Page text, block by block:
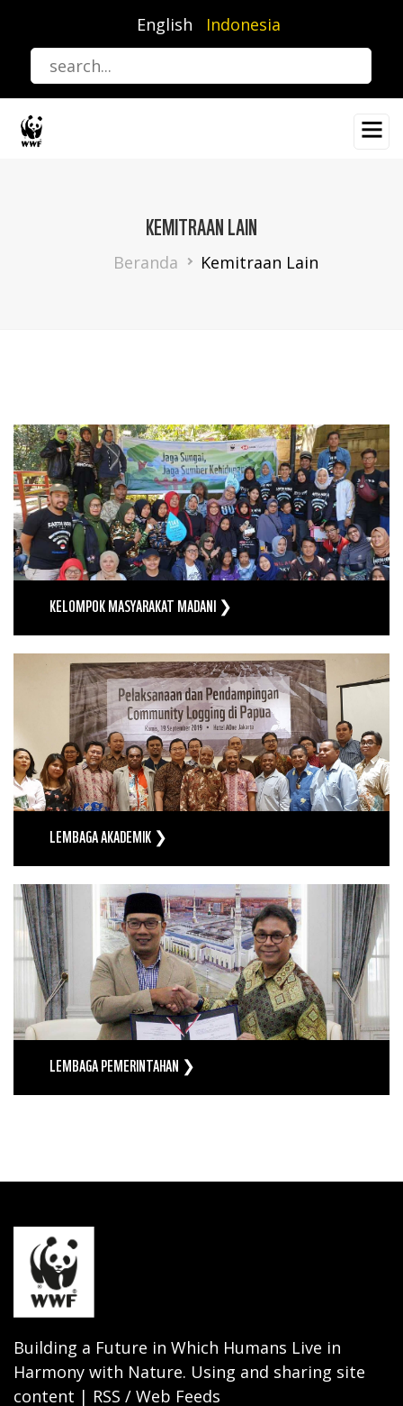
utama
English Indonesia
KEMITRAAN LAIN
Breadcrumb
Beranda Kemitraan Lain
KELOMPOK MASYARAKAT MADANI ❯
LEMBAGA AKADEMIK ❯
LEMBAGA PEMERINTAHAN ❯
Building a Future in Which Humans Live in
Harmony with Nature. Using and sharing site
content | RSS / Web Feeds